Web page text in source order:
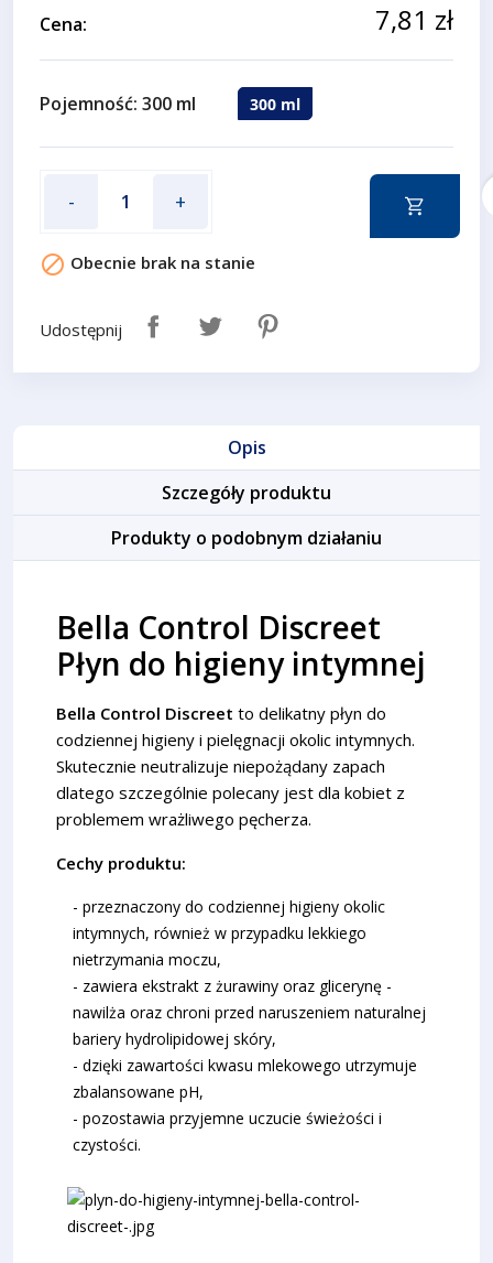
Cena: 7,81 zł
Pojemność: 300 ml 300 ml
- +
 Obecnie brak na stanie
Udostępnij
Opis
Szczegóły produktu
Produkty o podobnym działaniu
Bella Control Discreet
Płyn do higieny intymnej
Bella Control Discreet to delikatny płyn do
codziennej higieny i pielęgnacji okolic intymnych.
Skutecznie neutralizuje niepożądany zapach
dlatego szczególnie polecany jest dla kobiet z
problemem wrażliwego pęcherza.
Cechy produktu:
- przeznaczony do codziennej higieny okolic
intymnych, również w przypadku lekkiego
nietrzymania moczu,
- zawiera ekstrakt z żurawiny oraz glicerynę -
nawilża oraz chroni przed naruszeniem naturalnej
bariery hydrolipidowej skóry,
- dzięki zawartości kwasu mlekowego utrzymuje
zbalansowane pH,
- pozostawia przyjemne uczucie świeżości i
czystości.